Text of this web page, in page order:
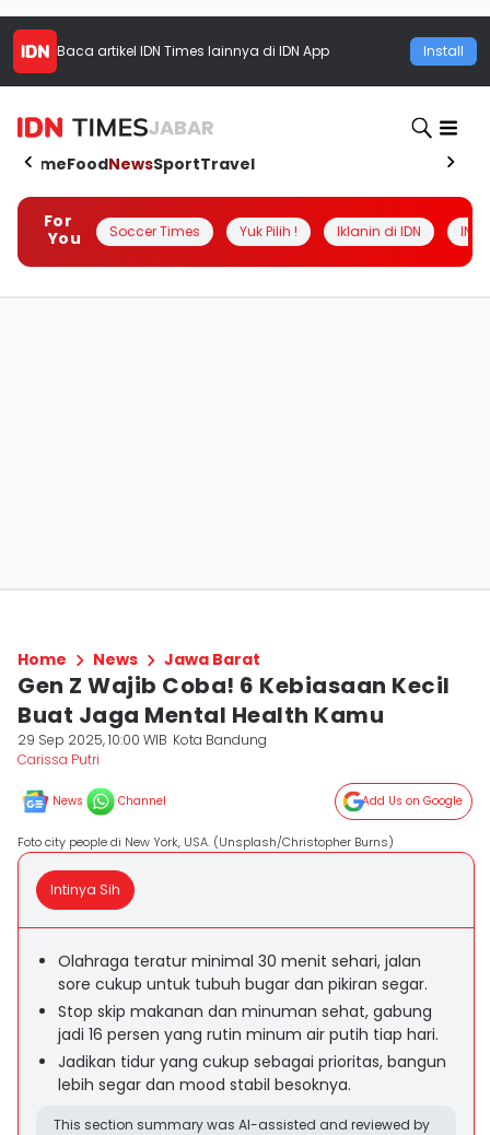
Baca artikel IDN Times lainnya di IDN App Install
JABAR
HomeFoodNewsSportTravel
For
You
Soccer Times Yuk Pilih ! Iklanin di IDN
Home News Jawa Barat
Gen Z Wajib Coba! 6 Kebiasaan Kecil
Buat Jaga Mental Health Kamu
29 Sep 2025, 10:00 WIB Kota Bandung
Carissa Putri
News Channel Add Us on Google
Foto city people di New York, USA. (Unsplash/Christopher Burns)
Intinya Sih
Olahraga teratur minimal 30 menit sehari, jalan
sore cukup untuk tubuh bugar dan pikiran segar.
Stop skip makanan dan minuman sehat, gabung
jadi 16 persen yang rutin minum air putih tiap hari.
Jadikan tidur yang cukup sebagai prioritas, bangun
lebih segar dan mood stabil besoknya.
This section summary was AI-assisted and reviewed by